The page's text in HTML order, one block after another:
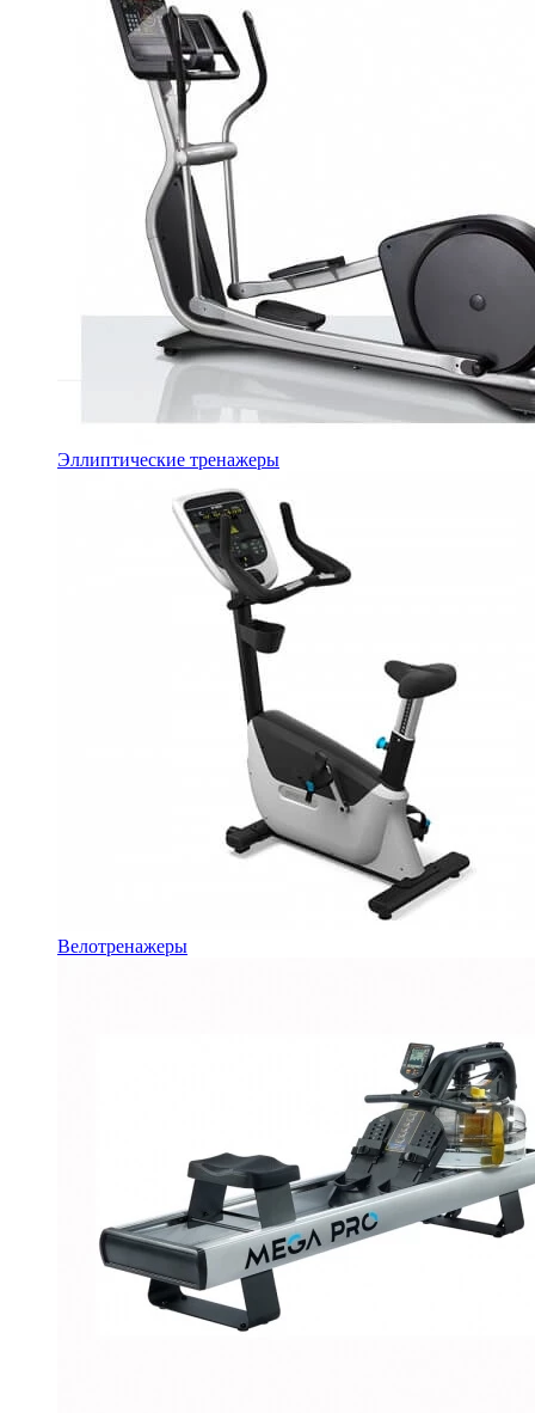
Эллиптические тренажеры
Велотренажеры